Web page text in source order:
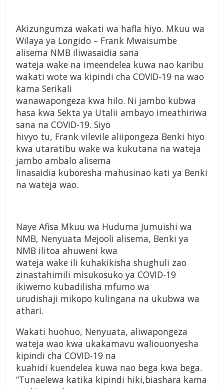
Akizungumza wakati wa hafla hiyo. Mkuu wa
Wilaya ya Longido – Frank Mwaisumbe
alisema NMB iliwasaidia sana
wateja wake na imeendelea kuwa nao karibu
wakati wote wa kipindi cha COVID-19 na wao
kama Serikali
wanawapongeza kwa hilo. Ni jambo kubwa
hasa kwa Sekta ya Utalii ambayo imeathiriwa
sana na COVID-19. Siyo
hivyo tu, Frank vilevile aliipongeza Benki hiyo
kwa utaratibu wake wa kukutana na wateja
jambo ambalo alisema
linasaidia kuboresha mahusinao kati ya Benki
na wateja wao.
Naye Afisa Mkuu wa Huduma Jumuishi wa
NMB, Nenyuata Mejooli alisema, Benki ya
NMB ilitoa ahuweni kwa
wateja wake ili kuhakikisha shughuli zao
zinastahimili misukosuko ya COVID-19
ikiwemo kubadilisha mfumo wa
urudishaji mikopo kulingana na ukubwa wa
athari.
Wakati huohuo, Nenyuata, aliwapongeza
wateja wao kwa ukakamavu waliouonyesha
kipindi cha COVID-19 na
kuahidi kuendelea kuwa nao bega kwa bega.
“Tunaelewa katika kipindi hiki,biashara kama